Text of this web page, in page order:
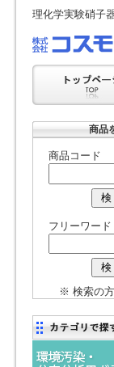
理化学実験硝子
商品
商品コード
フリーワード
※ 検索の